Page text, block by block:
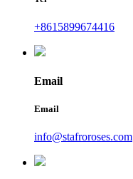
+8615899674416
Email
Email
info@stafroroses.com